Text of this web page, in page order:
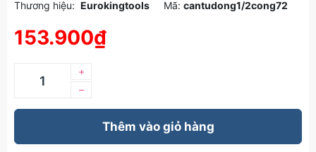
Thương hiệu: Eurokingtools Mã: cantudong1/2cong72
153.900₫
–
+
Thêm vào giỏ hàng